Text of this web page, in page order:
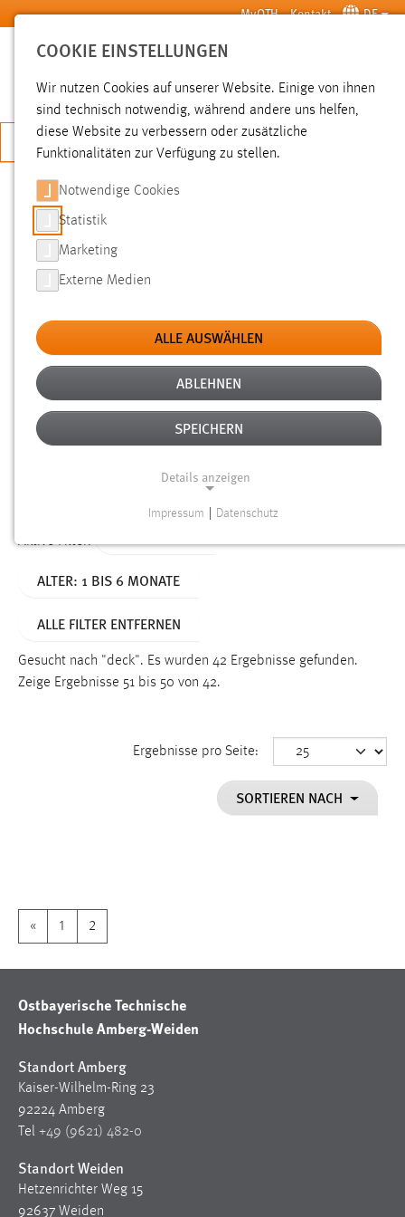
Zum Hauptinhalt springen MyOTH Kontakt DE
SUCHE
JETZT BEWERBEN
SUCHE
FILTER
Typ
Erstellungsdatum
Alter
Aktive Filter:
ALTER: 1 BIS 6 MONATE
ALLE FILTER ENTFERNEN
Gesucht nach "deck". Es wurden 42 Ergebnisse gefunden.
Zeige Ergebnisse 51 bis 50 von 42.
Ergebnisse pro Seite:
SORTIEREN NACH
« 1 2
Ostbayerische Technische
Hochschule Amberg-Weiden
Standort Amberg
Kaiser-Wilhelm-Ring 23
92224 Amberg
Tel +49 (9621) 482-0
Standort Weiden
Hetzenrichter Weg 15
92637 Weiden
COOKIE EINSTELLUNGEN
Wir nutzen Cookies auf unserer Website. Einige von ihnen
sind technisch notwendig, während andere uns helfen,
diese Website zu verbessern oder zusätzliche
Funktionalitäten zur Verfügung zu stellen.
Notwendige Cookies
Statistik
Marketing
Externe Medien
ALLE AUSWÄHLEN
ABLEHNEN
SPEICHERN
Details anzeigen
Funktionen und sind für die einwandfreie Funktion der
Name:
Dieser Cookie speichert die ausgewählten Einverständnis-
Name:
Zweck:
gespeichert, ob man eingeloggt ist.
Sprachpräferenz
Name:
site-language-preference
Das Cookie speichert die gewählte Sprache der Website.
Cookie Laufzeit:
Impressum Datenschutz